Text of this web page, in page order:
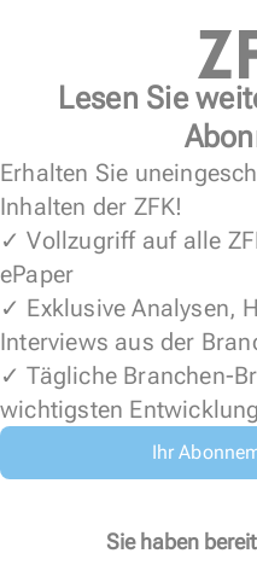
Lesen Sie
Erhalten Sie
Inhalten der ZFK!
✓ Vollzugriff auf alle
ePaper
✓ Exklusive Analysen,
Interviews aus der
✓ Tägliche Branchen-
wichtigsten
Ihr
Sie haben